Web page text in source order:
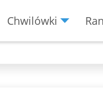
Chwilówki